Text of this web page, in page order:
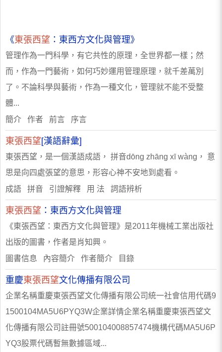
《東張西望 ：東西方文化與管理》
管理作為一門科學，有它共性的原理，全世界都一樣；然
而，作為一門藝術，如何巧妙運用管理原理，就千差萬別
了。不論科學與藝術，作為一種文化，管理就不能不受整
體...
簡介 作者 前言 序言
東張西望[漢語辭彙]
東張西望，是一個漢語成語， 拼音dōng zhāng xī wàng， 意
思是向四處張望的意思，形容心神不安地到處看。
成語 拼音 引證解釋 用 法 詞語辨析
東張西望 ：東西方文化與管理
《東張西望：東西方文化與管理》是2011年機械工業出版社
出版的圖書，作者是肖知興。
圖書信息 內容簡介 作者簡介 目錄
重慶東張西望文化傳播有限公司
企業名稱重慶東張西望文化傳播有限公司統一社會信用代碼9
1500104MA5U6PYQ3W企業詳情企業名稱重慶東張西望文
化傳播有限公司註冊號500104008857474機構代碼MA5U6P
YQ3股票代碼暫無數據區域...